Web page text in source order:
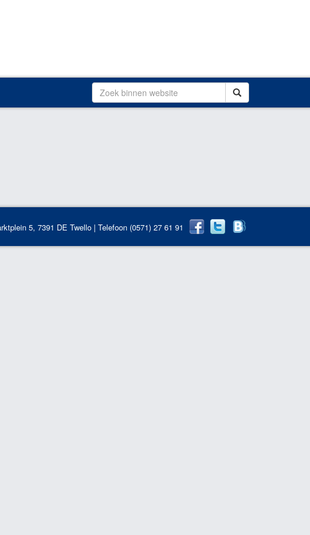
5, 7391 DE Twello | Telefoon (0571) 27 61 91